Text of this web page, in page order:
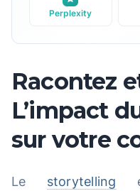
Perplexity
Racontez
L’impact
sur votre
Le storytelling